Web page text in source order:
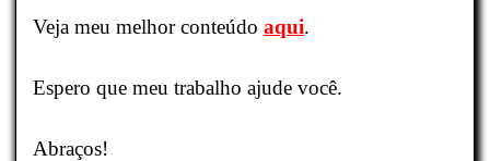
Veja meu melhor conteúdo aqui.
Espero que meu trabalho ajude você.
Abraços!